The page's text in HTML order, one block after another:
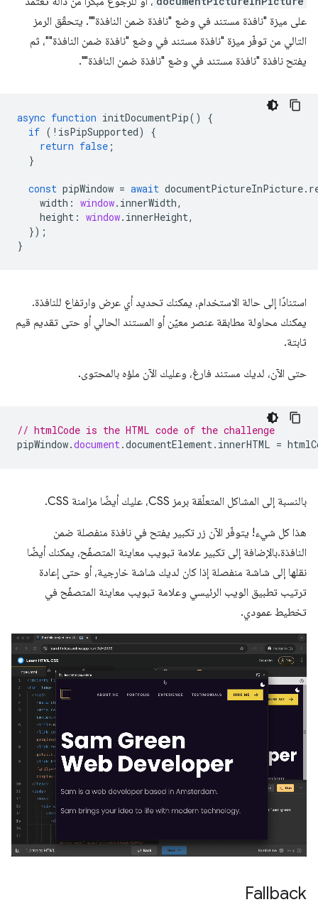
على ميزة "نافذة مستند في وضع "نافذة ضمن النافذة"". يتحقّق الرمز
التالي من توفّر ميزة "نافذة مستند في وضع "نافذة ضمن النافذة""، ثم
يفتح نافذة "نافذة مستند في وضع "نافذة ضمن النافذة"".
async function initDocumentPip()
{
if ( ! isPipSupported)
{
return false ;
}
const pipWindow = await documentPictureInPicture.
width : window. innerWidth,
height : window. innerHeight,
});
}
استنادًا إلى حالة الاستخدام، يمكنك تحديد أي عرض وارتفاع للنافذة.
يمكنك محاولة مطابقة عنصر معيّن أو المستند الحالي أو حتى تقديم قيم
ثابتة.
حتى الآن، لديك مستند فارغ، وعليك الآن ملؤه بالمحتوى.
// htmlCode is the HTML code of the challenge
pipWindow.document .documentElement . innerHTML =
بالنسبة إلى المشاكل المتعلّقة برمز CSS، عليك أيضًا مزامنة CSS.
هذا كل شيء! يتوفّر الآن زر تكبير يفتح في نافذة منفصلة ضمن
النافذة.بالإضافة إلى تكبير علامة تبويب معاينة المتصفّح، يمكنك أيضًا
نقلها إلى شاشة منفصلة إذا كان لديك شاشة خارجية، أو حتى إعادة
ترتيب تطبيق الويب الرئيسي وعلامة تبويب معاينة المتصفّح في
تخطيط عمودي.
Fallback